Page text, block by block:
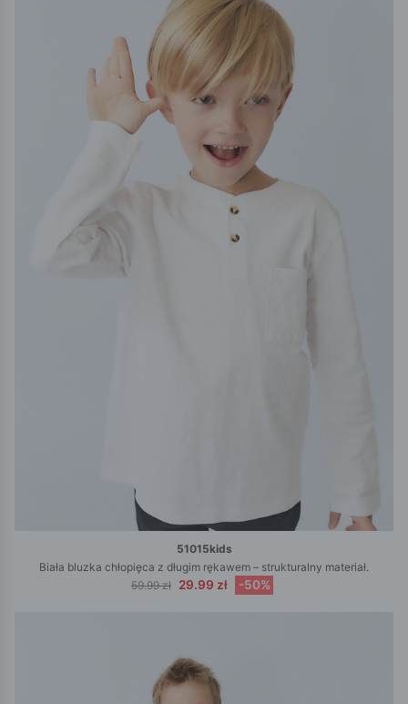
51015kids
Biała bluzka chłopięca z długim rękawem – strukturalny materiał.
59.99 zł 29.99 zł -50%